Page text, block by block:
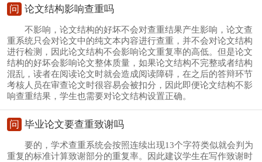
问 论文结构影响查重吗
不影响，论文结构的好坏不会对查重结果产生影响，论文查
重系统只会对论文中的纯文本内容进行查重，并不会对论文结构
进行检测，因此论文结构不会影响论文重复率的高低。但是论文
结构的好坏会影响论文整体质量，如果论文结构不完整或者结构
混乱，读者在阅读论文时就会造成阅读障碍，在之后的答辩环节
考核人员在审查论文时很容易会被扣分，因此即便论文结构不影
响查重结果，学生也需要对论文结构设置正确。
问 毕业论文要查重致谢吗
要的，学术查重系统会按照连续出现13个字符类似就会判为
重复的标准计算致谢部分的重复率。因此建议学生在写作致谢时